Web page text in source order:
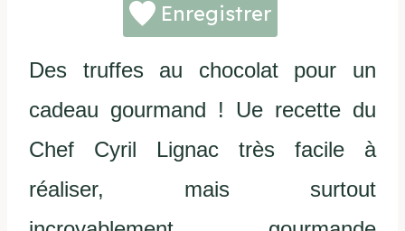
Enregistrer
Des truffes au chocolat pour un
cadeau gourmand ! Ue recette du
Chef Cyril Lignac très facile à
réaliser, mais surtout